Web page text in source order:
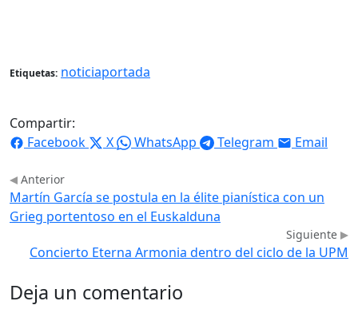
Etiquetas: noticiaportada
Compartir:
Facebook
X WhatsApp Telegram Email
Anterior
Martín García se postula en la élite pianística con un
Grieg portentoso en el Euskalduna
Siguiente
Concierto Eterna Armonia dentro del ciclo de la UPM
Deja un comentario